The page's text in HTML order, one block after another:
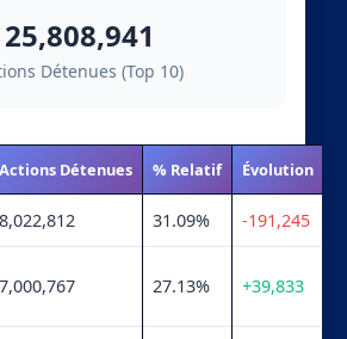
25,808,941
Détenues (Top 10)
Actions Détenues % Relatif Évolution
8,022,812 31.09% -191,245
7,000,767 27.13% +39,833